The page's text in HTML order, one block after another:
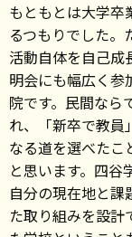
もともとは大学卒
るつもりでした。
活動自体を自己成
明会にも幅広く参
院です。民間なら
れ、「新卒で教員
なる道を選べたこ
と思います。四谷
自分の現在地と課
た取り組みを設計